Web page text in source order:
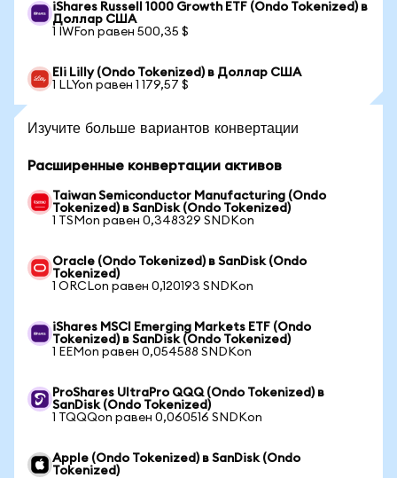
iShares Russell 1000 Growth ETF (Ondo Tokenized) в
Доллар США
1 IWFon равен 500,35 $
Eli Lilly (Ondo Tokenized) в Доллар США
1 LLYon равен 1 179,57 $
Изучите больше вариантов конвертации
Расширенные конвертации активов
Taiwan Semiconductor Manufacturing (Ondo
Tokenized) в SanDisk (Ondo Tokenized)
1 TSMon равен 0,348329 SNDKon
Oracle (Ondo Tokenized) в SanDisk (Ondo
Tokenized)
1 ORCLon равен 0,120193 SNDKon
iShares MSCI Emerging Markets ETF (Ondo
Tokenized) в SanDisk (Ondo Tokenized)
1 EEMon равен 0,054588 SNDKon
ProShares UltraPro QQQ (Ondo Tokenized) в
SanDisk (Ondo Tokenized)
1 TQQQon равен 0,060516 SNDKon
Apple (Ondo Tokenized) в SanDisk (Ondo
Tokenized)